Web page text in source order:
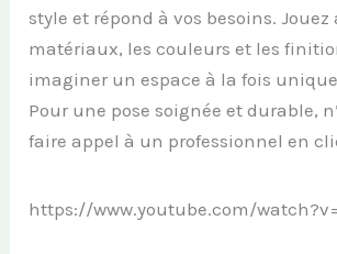
style et répond à vos besoins. Jouez
matériaux, les couleurs et les
imaginer un espace à la fois
Pour une pose soignée et durable,
faire appel à un professionnel en
https://www.youtube.com/